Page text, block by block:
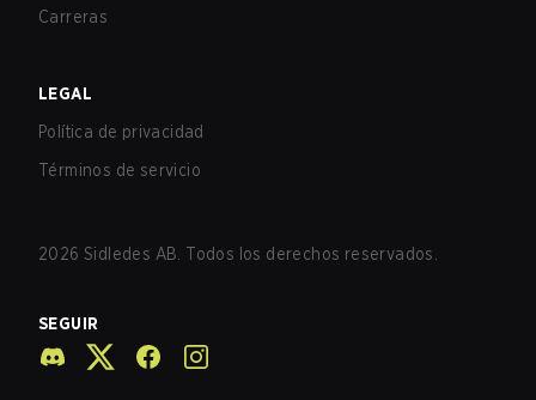
Carreras
LEGAL
Política de privacidad
Términos de servicio
2026 Sidledes AB. Todos los derechos reservados.
SEGUIR